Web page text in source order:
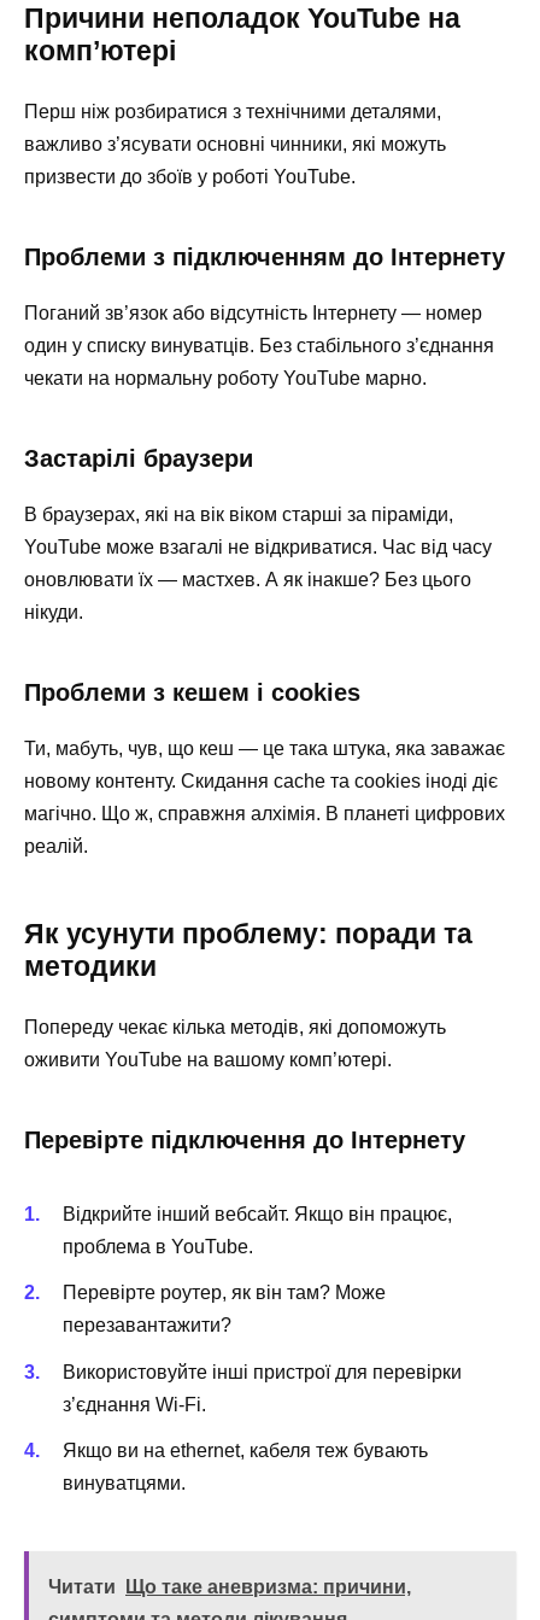
Причини неполадок YouTube на
комп’ютері
Перш ніж розбиратися з технічними деталями,
важливо з’ясувати основні чинники, які можуть
призвести до збоїв у роботі YouTube.
Проблеми з підключенням до Інтернету
Поганий зв’язок або відсутність Інтернету — номер
один у списку винуватців. Без стабільного з’єднання
чекати на нормальну роботу YouTube марно.
Застарілі браузери
В браузерах, які на вік віком старші за піраміди,
YouTube може взагалі не відкриватися. Час від часу
оновлювати їх — мастхев. А як інакше? Без цього
нікуди.
Проблеми з кешем і cookies
Ти, мабуть, чув, що кеш — це така штука, яка заважає
новому контенту. Скидання cache та cookies іноді діє
магічно. Що ж, справжня алхімія. В планеті цифрових
реалій.
Як усунути проблему: поради та
методики
Попереду чекає кілька методів, які допоможуть
оживити YouTube на вашому комп’ютері.
Перевірте підключення до Інтернету
Відкрийте інший вебсайт. Якщо він працює,
проблема в YouTube.
Перевірте роутер, як він там? Може
перезавантажити?
Використовуйте інші пристрої для перевірки
з’єднання Wi-Fi.
Якщо ви на ethernet, кабеля теж бувають
винуватцями.
Читати
Що таке аневризма: причини,